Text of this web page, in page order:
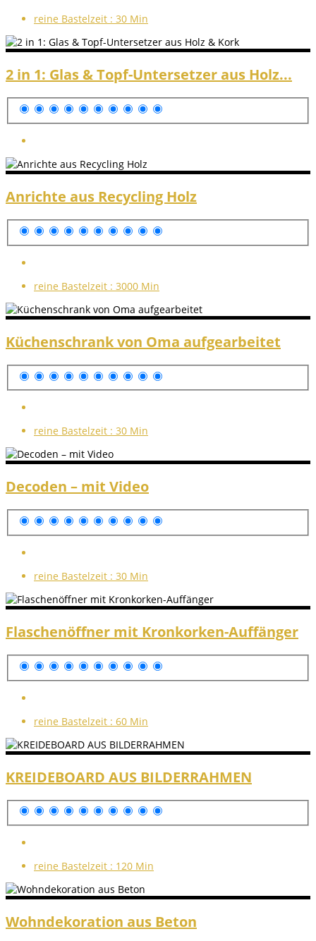
reine Bastelzeit : 30 Min
2 in 1: Glas & Topf-Untersetzer aus Holz...
Anrichte aus Recycling Holz
reine Bastelzeit : 3000 Min
Küchenschrank von Oma aufgearbeitet
reine Bastelzeit : 30 Min
Decoden – mit Video
reine Bastelzeit : 30 Min
Flaschenöffner mit Kronkorken-Auffänger
reine Bastelzeit : 60 Min
KREIDEBOARD AUS BILDERRAHMEN
reine Bastelzeit : 120 Min
Wohndekoration aus Beton